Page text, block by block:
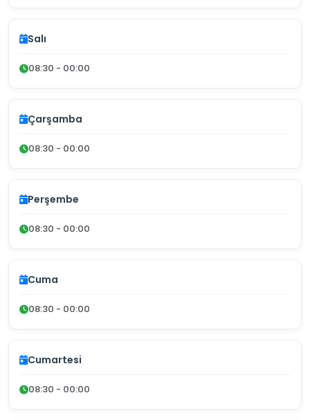
Salı
08:30 - 00:00
Çarşamba
08:30 - 00:00
Perşembe
08:30 - 00:00
Cuma
08:30 - 00:00
Cumartesi
08:30 - 00:00